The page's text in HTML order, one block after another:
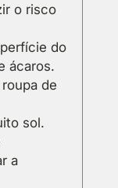
o risco
do
ácaros.
de
sol.
a